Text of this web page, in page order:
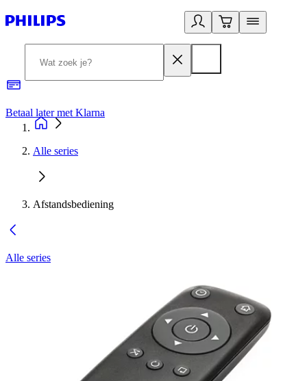
Betaal later met Klarna
Alle series
Afstandsbediening
Alle series